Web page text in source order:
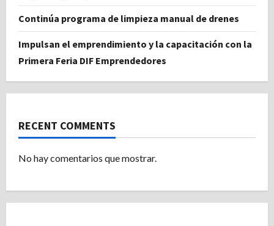
Continúa programa de limpieza manual de drenes
Impulsan el emprendimiento y la capacitación con la
Primera Feria DIF Emprendedores
RECENT COMMENTS
No hay comentarios que mostrar.